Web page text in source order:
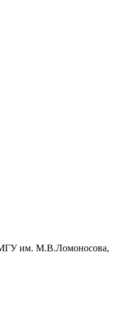
им. М.В.Ломоносова,